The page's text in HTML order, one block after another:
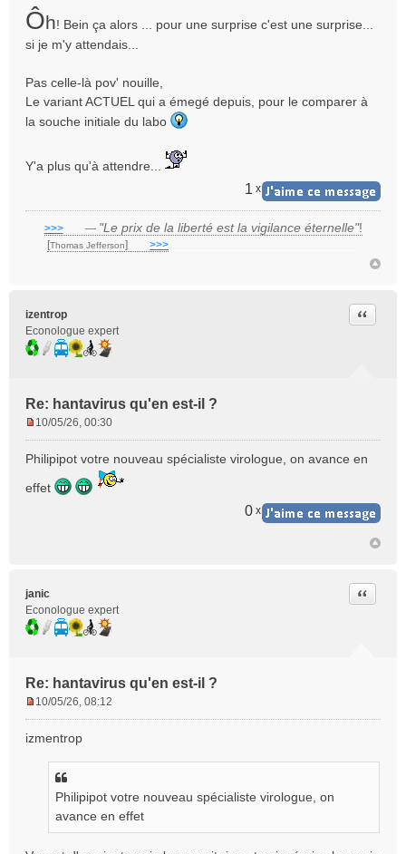
u
Ôh! Bein ça alors ... pour une surprise c'est une surprise...
si je m'y attendais...
Pas celle-là pov' nouille,
Le variant ACTUEL qui a émegé depuis, pour le comparer à
la souche initiale du labo
Y'a plus qu'à attendre...
1 x
>>>___ — "Le prix de la liberté est la vigilance éternelle"!
[Thomas Jefferson] >>>
izentrop
Econologue expert
Re: hantavirus qu'en est-il ?
Citer
s
s
l
u
10/05/26, 00:30
Philipipot votre nouveau spécialiste virologue, on avance en
effet
0 x
janic
Econologue expert
Re: hantavirus qu'en est-il ?
Citer
s
10/05/26, 08:12
izmentrop
Philipipot votre nouveau spécialiste virologue, on
avance en effet